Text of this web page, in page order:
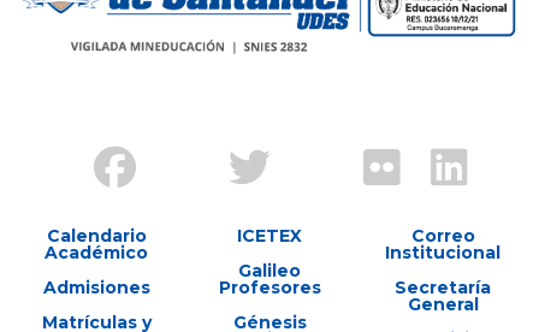
Calendario
Académico
Admisiones
Matrículas y
ICETEX
Galileo
Profesores
Génesis
Correo
Institucional
Secretaría
General